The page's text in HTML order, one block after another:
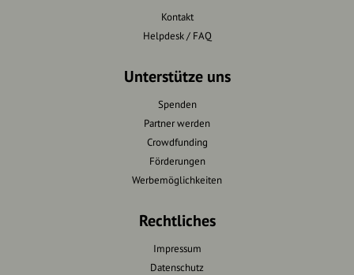
Kontakt
Helpdesk / FAQ
Unterstütze uns
Spenden
Partner werden
Crowdfunding
Förderungen
Werbemöglichkeiten
Rechtliches
Impressum
Datenschutz